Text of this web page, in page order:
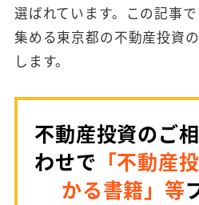
選ばれています。この記事
集める東京都の不動産投資
します。
不動産投資のご
わせで 「不動産
かる書籍」等